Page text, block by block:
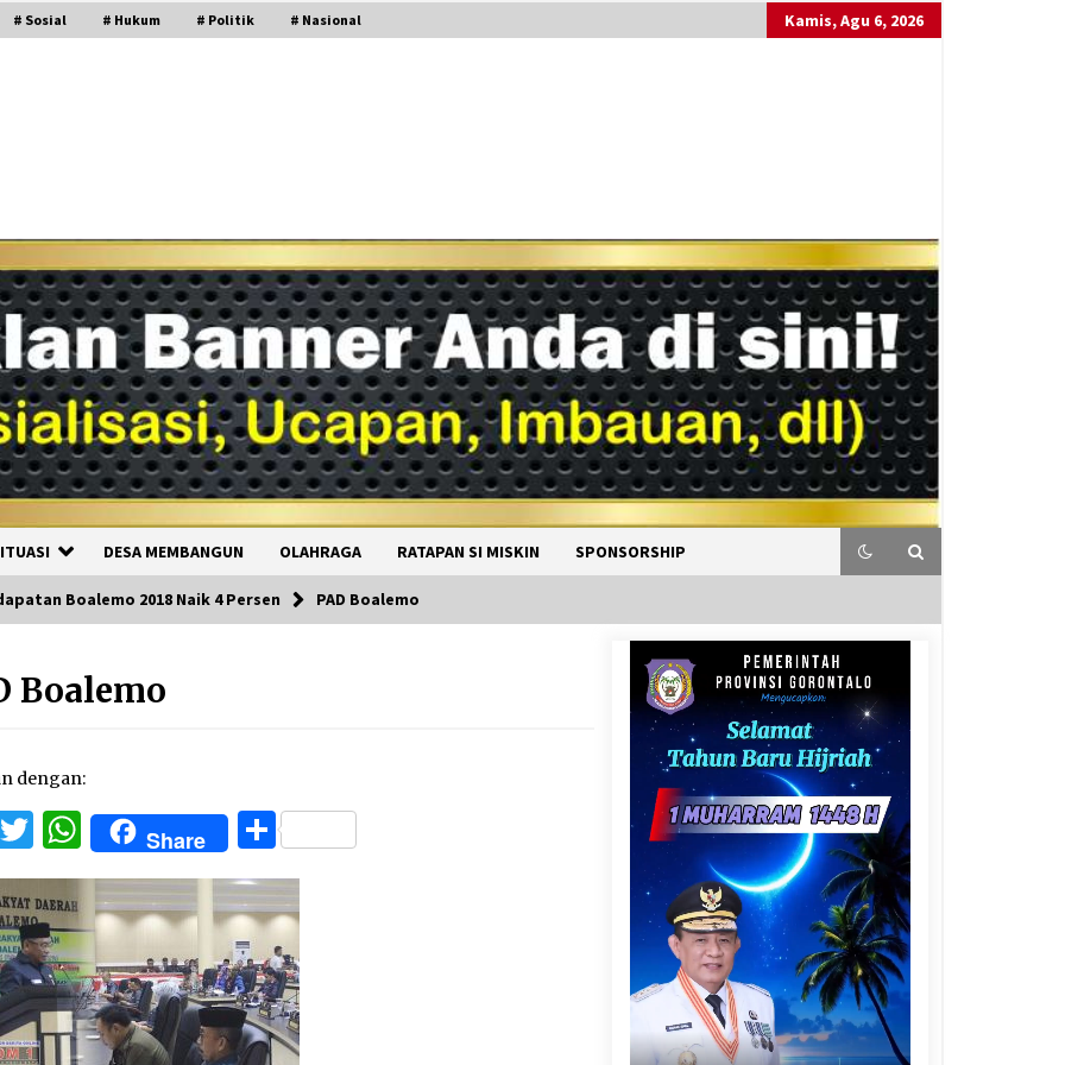
# Sosial # Hukum # Politik # Nasional Kamis, Agu 6, 2026
DESA MEMBANGUN OLAHRAGA RATAPAN SI MISKIN SPONSORSHIP
Boalemo 2018 Naik 4 Persen PAD Boalemo
Boalemo
dengan:
Twitter
WhatsApp
Share Share